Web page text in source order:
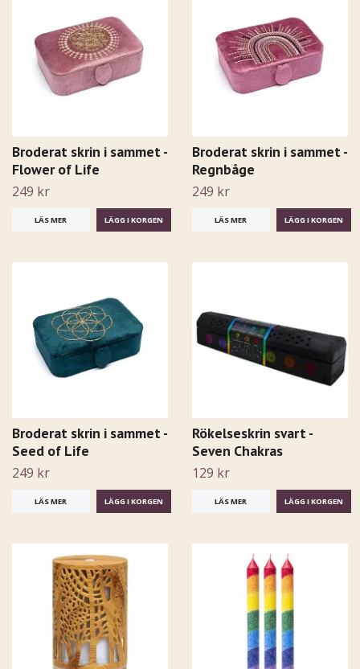
Broderat skrin i sammet -
Flower of Life
249 kr
LÄS MER
Broderat skrin i sammet -
Regnbåge
249 kr
LÄS MER
Broderat skrin i sammet -
Seed of Life
249 kr
LÄS MER
Rökelseskrin svart -
Seven Chakras
129 kr
LÄS MER